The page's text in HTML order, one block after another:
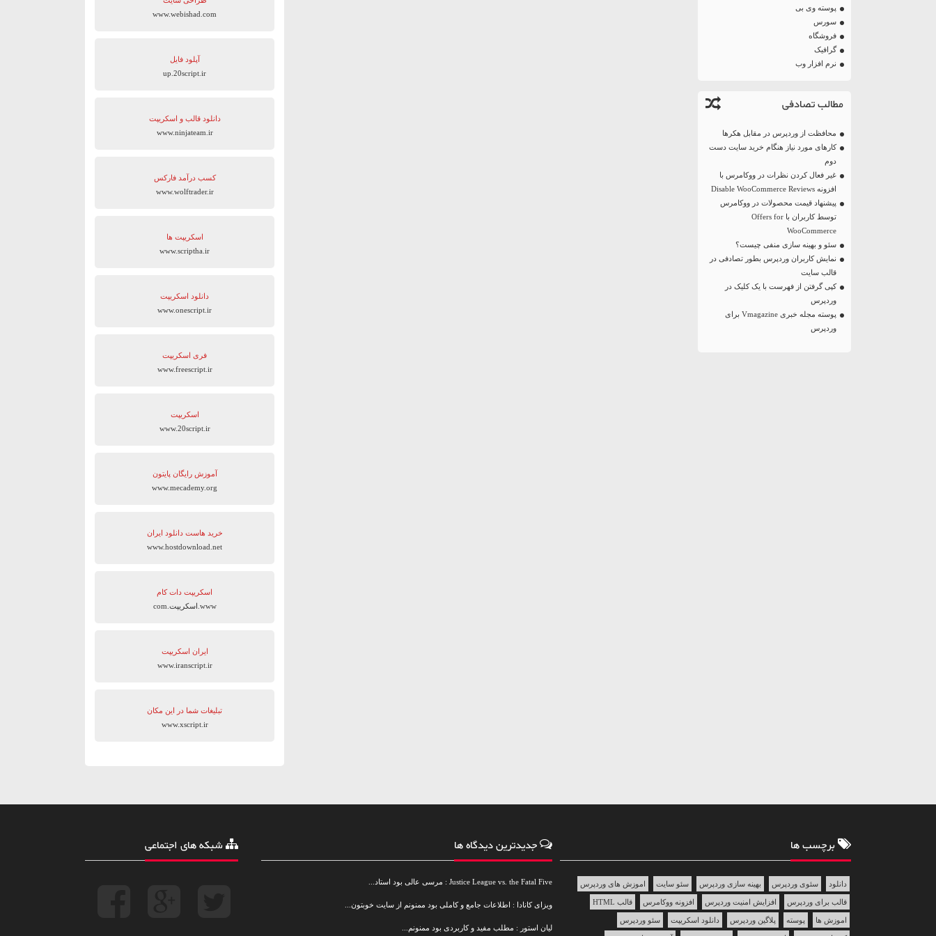
پوسته وی بی
سورس
فروشگاه
گرافیک
نرم افزار وب
مطالب تصادفی
محافظت از وردپرس در مقابل هکرها
کارهای مورد نیاز هنگام خرید سایت دست
دوم
غیر فعال کردن نظرات در ووکامرس با
افزونه Disable WooCommerce Reviews
پیشنهاد قیمت محصولات در ووکامرس
توسط کاربران با Offers for
WooCommerce
سئو و بهینه سازی منفی چیست؟
نمایش کاربران وردپرس بطور تصادفی در
قالب سایت
کپی گرفتن از فهرست با یک کلیک در
وردپرس
پوسته مجله خبری Vmagazine برای
وردپرس
www.webishad.com
آپلود فایل
up.20script.ir
دانلود قالب و اسکریپت
www.ninjateam.ir
کسب درآمد فارکس
www.wolftrader.ir
اسکریپت ها
www.scriptha.ir
دانلود اسکریپت
www.onescript.ir
فری اسکریپت
www.freescript.ir
اسکریپت
www.20script.ir
آموزش رایگان پایتون
www.mecademy.org
خرید هاست دانلود ایران
www.hostdownload.net
اسکریپت دات کام
www.اسکریپت.com
ایران اسکریپت
www.iranscript.ir
تبلیغات شما در این مکان
www.xscript.ir
شبکه های اجتماعی جدیدترین دیدگاه ها
Justice League vs. the Fatal Five : مرسی عالی بود استاد...
ویزای کانادا : اطلاعات جامع و کاملی بود ممنونم از سایت خوبتون...
لیان استور : مطلب مفید و کاربردی بود ممنونم...
برچسب ها
دانلود سئوی وردپرس بهینه سازی وردپرس سئو سایت اموزش های وردپرس
قالب برای وردپرس افزایش امنیت وردپرس افزونه ووکامرس قالب HTML
اموزش ها پوسته پلاگین وردپرس دانلود اسکریپت سئو وردپرس